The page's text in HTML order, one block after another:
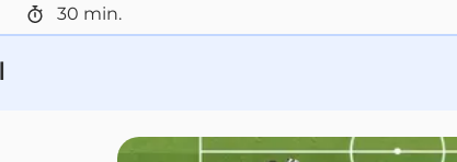
30 min.